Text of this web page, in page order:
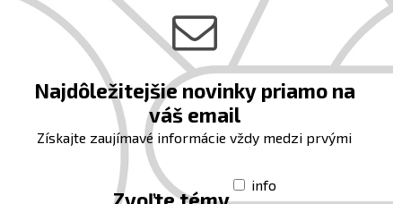
Najdôležitejšie novinky priamo na
váš email
Získajte zaujímavé informácie vždy medzi prvými
info